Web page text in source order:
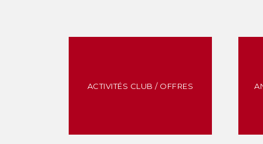
ACTIVITÉS CLUB / OFFRES